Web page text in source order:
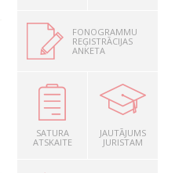
FONOGRAMMU
REĢISTRĀCIJAS
ANKETA
SATURA
ATSKAITE
JAUTĀJUMS
JURISTAM